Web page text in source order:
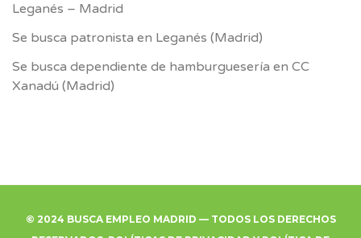
Leganés – Madrid
Se busca patronista en Leganés (Madrid)
Se busca dependiente de hamburguesería en CC
Xanadú (Madrid)
© 2024 BUSCA EMPLEO MADRID — TODOS LOS DERECHOS